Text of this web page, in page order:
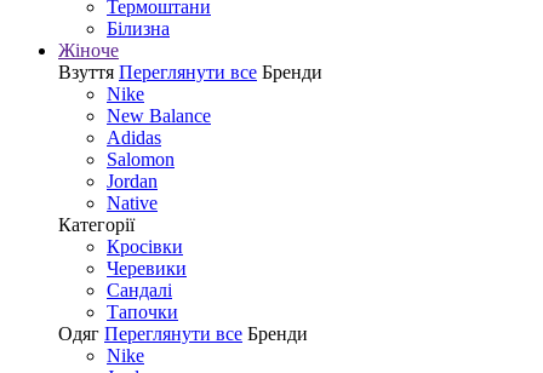
Термоштани
Білизна
Жіноче
Взуття Переглянути все Бренди
Nike
New Balance
Adidas
Salomon
Jordan
Native
Категорії
Кросівки
Черевики
Сандалі
Tапочки
Одяг Переглянути все Бренди
Nike